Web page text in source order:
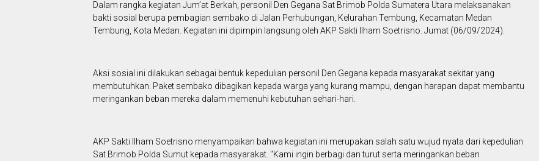
Dalam rangka kegiatan Jum’at Berkah, personil Den Gegana Sat Brimob Polda Sumatera Utara melaksanakan
bakti sosial berupa pembagian sembako di Jalan Perhubungan, Kelurahan Tembung, Kecamatan Medan
Tembung, Kota Medan. Kegiatan ini dipimpin langsung oleh AKP Sakti Ilham Soetrisno. Jumat (06/09/2024).
Aksi sosial ini dilakukan sebagai bentuk kepedulian personil Den Gegana kepada masyarakat sekitar yang
membutuhkan. Paket sembako dibagikan kepada warga yang kurang mampu, dengan harapan dapat membantu
meringankan beban mereka dalam memenuhi kebutuhan sehari-hari.
AKP Sakti Ilham Soetrisno menyampaikan bahwa kegiatan ini merupakan salah satu wujud nyata dari kepedulian
Sat Brimob Polda Sumut kepada masyarakat. "Kami ingin berbagi dan turut serta meringankan beban